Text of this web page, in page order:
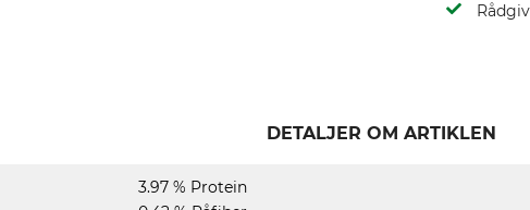
DETALJER OM ARTIKLEN
3.97 % Protein